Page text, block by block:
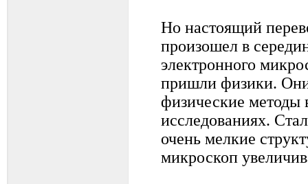
Но настоящий
произошел в
электронного
пришли физики.
физические методы
исследованиях.
очень мелкие
микроскоп